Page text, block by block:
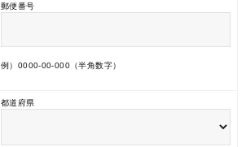
郵便番号
例）0000-00-000（半角数字）
都道府県